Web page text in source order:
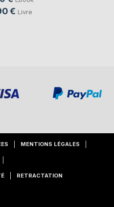
€ Livre
MENTIONS LÉGALES
RETRACTATION